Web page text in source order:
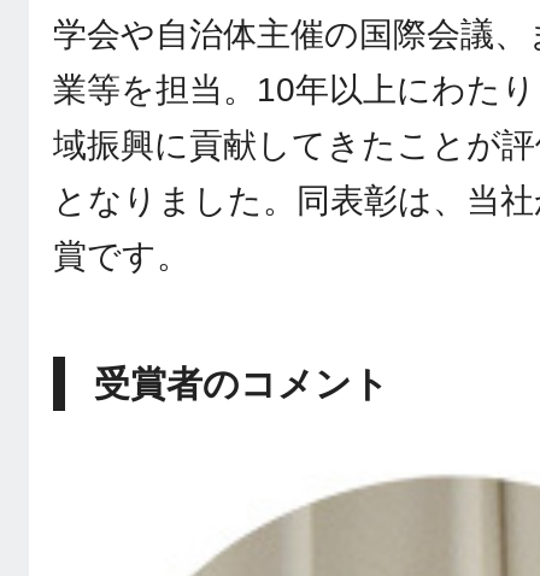
学会や自治体主催の国際会議
業等を担当。10年以上にわた
域振興に貢献してきたことが
となりました。同表彰は、当
賞です。
受賞者のコメント